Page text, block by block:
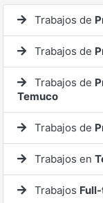
Trabajos de
Trabajos de
Trabajos de
Temuco
Trabajos de
Trabajos en
Trabajos